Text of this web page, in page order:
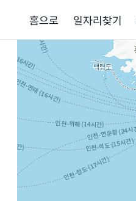
홈으로 일자리찾기